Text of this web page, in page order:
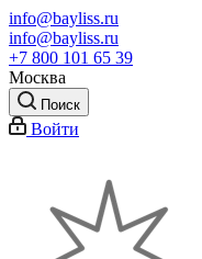
info@bayliss.ru
info@bayliss.ru
+7 800 101 65 39
Москва
Поиск
Войти